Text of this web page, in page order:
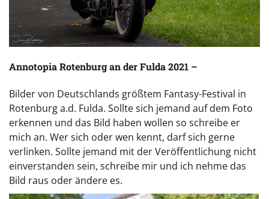
Annotopia Rotenburg an der Fulda 2021 –
Bilder von Deutschlands größtem Fantasy-Festival in
Rotenburg a.d. Fulda. Sollte sich jemand auf dem Foto
erkennen und das Bild haben wollen so schreibe er
mich an. Wer sich oder wen kennt, darf sich gerne
verlinken. Sollte jemand mit der Veröffentlichung nicht
einverstanden sein, schreibe mir und ich nehme das
Bild raus oder ändere es.